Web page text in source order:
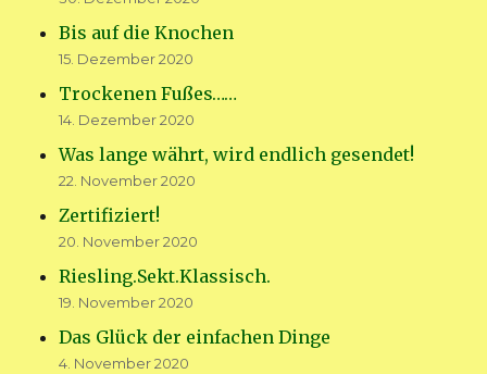
Bis auf die Knochen
15. Dezember 2020
Trockenen Fußes……
14. Dezember 2020
Was lange währt, wird endlich gesendet!
22. November 2020
Zertifiziert!
20. November 2020
Riesling.Sekt.Klassisch.
19. November 2020
Das Glück der einfachen Dinge
4. November 2020